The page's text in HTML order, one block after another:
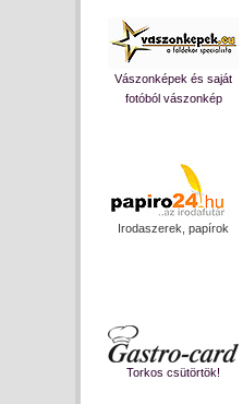
Vászonképek és saját
fotóból vászonkép
Irodaszerek, papírok
Torkos csütörtök!